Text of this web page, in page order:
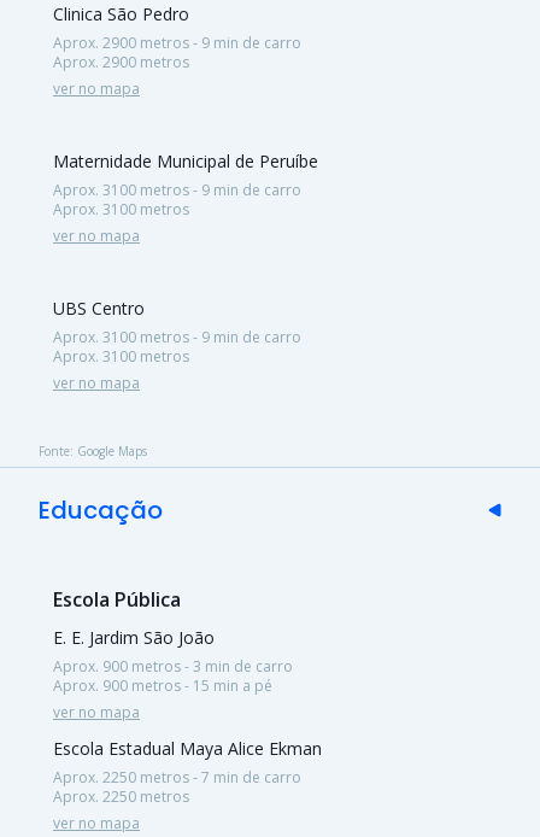
Clinica São Pedro
Aprox. 2900 metros - 9 min de carro
Aprox. 2900 metros
ver no mapa
Maternidade Municipal de Peruíbe
Aprox. 3100 metros - 9 min de carro
Aprox. 3100 metros
ver no mapa
UBS Centro
Aprox. 3100 metros - 9 min de carro
Aprox. 3100 metros
ver no mapa
Fonte: Google Maps
Educação
Escola Pública
E. E. Jardim São João
Aprox. 900 metros - 3 min de carro
Aprox. 900 metros - 15 min a pé
ver no mapa
Escola Estadual Maya Alice Ekman
Aprox. 2250 metros - 7 min de carro
Aprox. 2250 metros
ver no mapa